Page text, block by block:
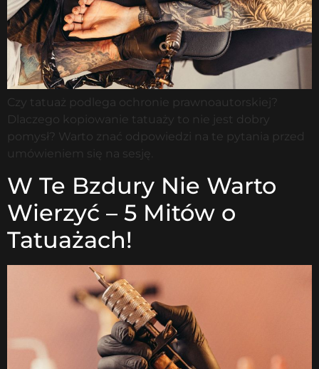
Czy tatuaż podlega ochronie prawnoautorskiej?
Dlaczego kopiowanie tatuaży to nie jest dobry
pomysł? Warto znać odpowiedzi na te pytania przed
umówieniem się na sesję.
W Te Bzdury Nie Warto
Wierzyć – 5 Mitów o
Tatuażach!